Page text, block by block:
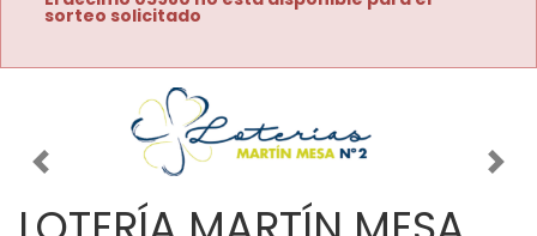
sorteo solicitado
Imagen anterior